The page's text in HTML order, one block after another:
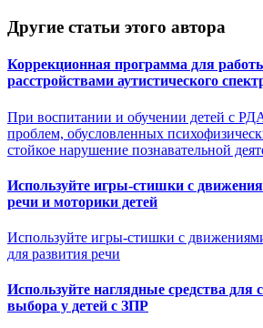
Другие статьи этого автора
Коррекционная программа для
расстройствами аутистического
При воспитании и обучении детей с
проблем, обусловленных
стойкое нарушение познавательной
Используйте игры-стишки с
речи и моторики детей
Используйте игры-стишки с
для развития речи
Используйте наглядные средства для
выбора у детей с ЗПР